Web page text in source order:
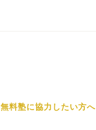
無料塾に協力したい方へ